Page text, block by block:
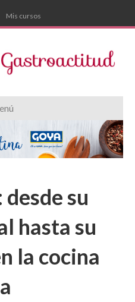
Mis cursos
desde su
hasta su
la cocina